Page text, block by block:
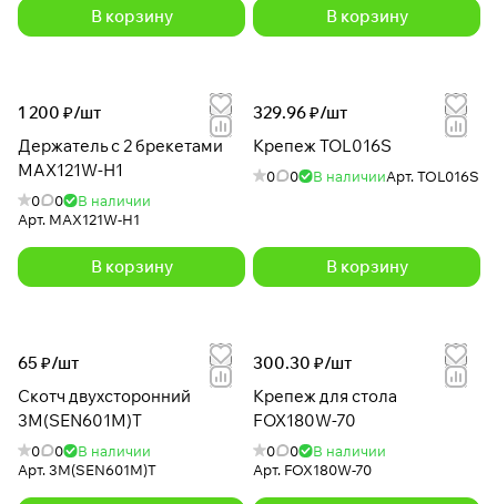
В корзину В корзину
1 200 ₽/шт
Держатель с 2 брекетами
MAX121W-H1
0 0
В наличии
Арт. MAX121W-H1
В корзину
329.96 ₽/шт
Крепеж TOL016S
0 0 В наличииАрт.TOL016S
В корзину
65 ₽/шт
Скотч двухсторонний
3M(SEN601M)T
0 0
В наличии
Арт.3M(SEN601M)T
300.30 ₽/шт
Крепеж для стола
FOX180W-70
0 0
В наличии
Арт. FOX180W-70